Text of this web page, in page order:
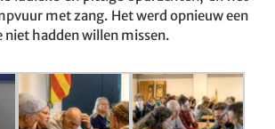
met zang. Het werd opnieuw een
niet hadden willen missen.